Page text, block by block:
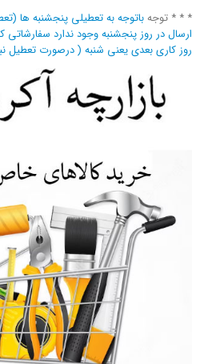
* * * توجهباتوجه به تعطیلی پنجشنبه ها
ارسال در روز پنجشنبه وجود ندارد سفارشاتی
روز کاری بعدی یعنی شنبه ( درصورت تعطیل